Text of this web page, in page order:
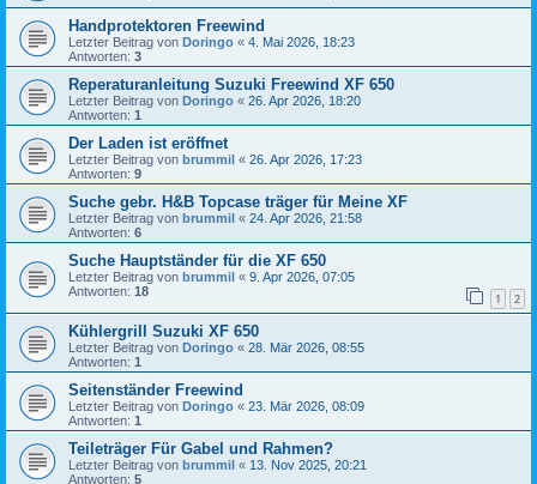
Handprotektoren Freewind
Letzter Beitrag von Doringo « 4. Mai 2026, 18:23
Antworten: 3
Reperaturanleitung Suzuki Freewind XF 650
Letzter Beitrag von Doringo « 26. Apr 2026, 18:20
Antworten: 1
Der Laden ist eröffnet
Letzter Beitrag von brummil « 26. Apr 2026, 17:23
Antworten: 9
Suche gebr. H&B Topcase träger für Meine XF
Letzter Beitrag von brummil « 24. Apr 2026, 21:58
Antworten: 6
Suche Hauptständer für die XF 650
Letzter Beitrag von brummil « 9. Apr 2026, 07:05
Antworten: 18 1 2
Kühlergrill Suzuki XF 650
Letzter Beitrag von Doringo « 28. Mär 2026, 08:55
Antworten: 1
Seitenständer Freewind
Letzter Beitrag von Doringo « 23. Mär 2026, 08:09
Antworten: 1
Teileträger Für Gabel und Rahmen?
Letzter Beitrag von brummil « 13. Nov 2025, 20:21
Antworten: 5